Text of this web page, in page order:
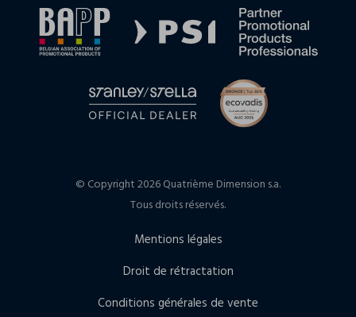
© Copyright 2026 Quatrième Dimension s.a.
Tous droits réservés.
Mentions légales
Droit de rétractation
Conditions générales de vente